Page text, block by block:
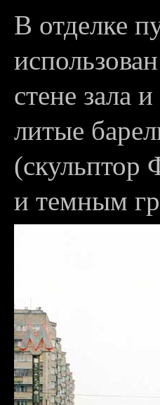
В отделке
стене зала
литые
и темным